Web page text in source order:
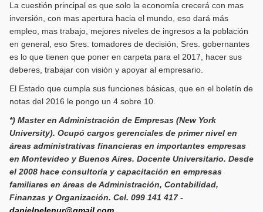
La cuestión principal es que solo la economía crecerá con mas
inversión, con mas apertura hacia el mundo, eso dará más
empleo, mas trabajo, mejores niveles de ingresos a la población
en general, eso Sres. tomadores de decisión, Sres. gobernantes
es lo que tienen que poner en carpeta para el 2017, hacer sus
deberes, trabajar con visión y apoyar al empresario.
El Estado que cumpla sus funciones básicas, que en el boletín de
notas del 2016 le pongo un 4 sobre 10.
*) Master en Administración de Empresas (New York
University). Ocupó cargos gerenciales de primer nivel en
áreas administrativas financieras en importantes empresas
en Montevideo y Buenos Aires. Docente Universitario. Desde
el 2008 hace consultoría y capacitación en empresas
familiares en áreas de Administración, Contabilidad,
Finanzas y Organización. Cel. 099 141 417 -